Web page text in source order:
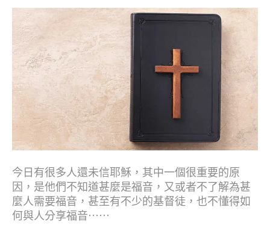
今日有很多人還未信耶穌，其中一個很重要的原
因，是他們不知道甚麼是福音，又或者不了解為甚
麼人需要福音，甚至有不少的基督徒，也不懂得如
何與人分享福音⋯⋯